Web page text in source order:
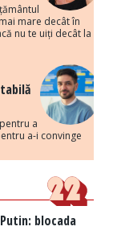
mare decât în
nu te uiți decât la
a
a-i convinge
blocada